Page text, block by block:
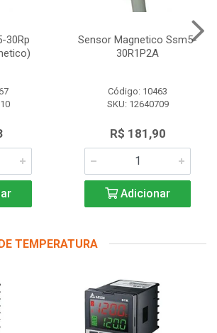
30Rp
Sensor Magnetico Ssm5-
30R1P2A
Código: 10463
SKU: 12640709
R$ 181,90
Adicionar
TEMPERATURA